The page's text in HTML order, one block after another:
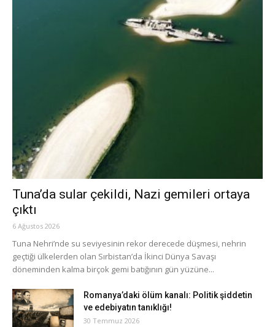
Tuna’da sular çekildi, Nazi gemileri ortaya
çıktı
6 Ağustos 2026
Tuna Nehri’nde su seviyesinin rekor derecede düşmesi, nehrin
geçtiği ülkelerden olan Sırbistan’da İkinci Dünya Savaşı
döneminden kalma birçok gemi batığının gün yüzüne...
Romanya’daki ölüm kanalı: Politik şiddetin
ve edebiyatın tanıklığı!
30 Temmuz 2026